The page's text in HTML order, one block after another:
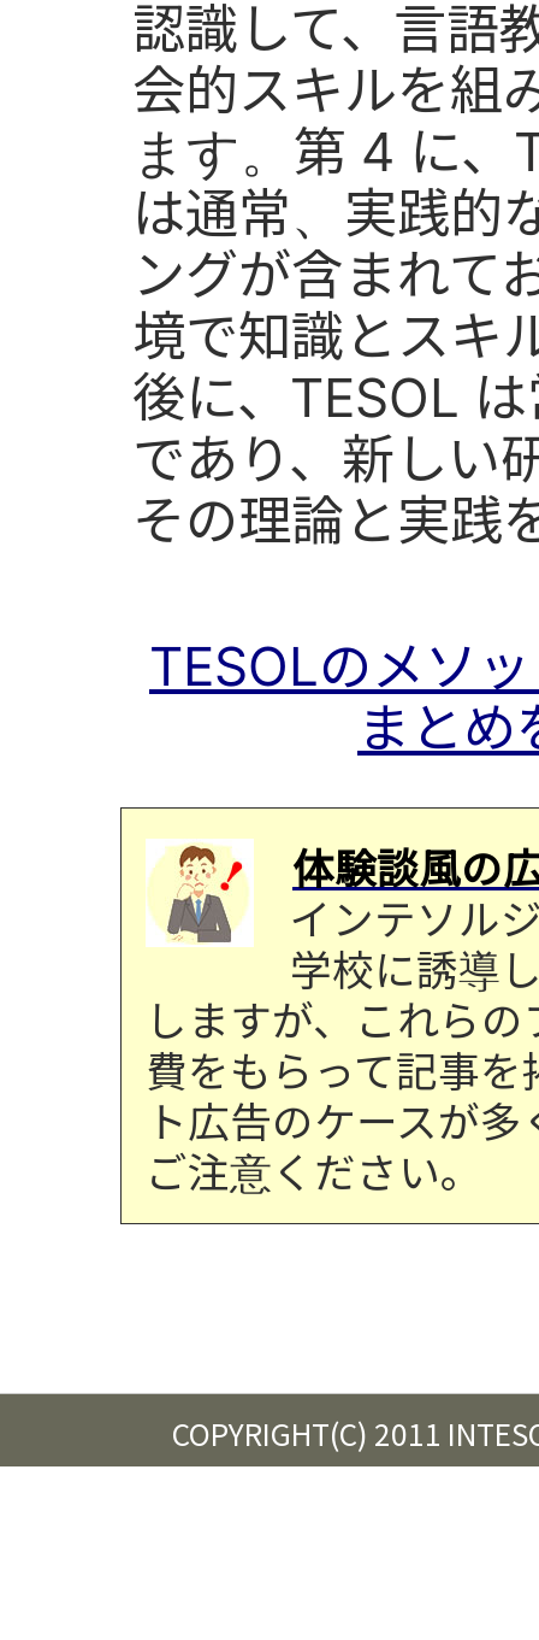
認識して、言語
会的スキルを組
ます。第 4 に、
は通常、実践的
ングが含まれて
境で知識とスキ
後に、TESOL
であり、新しい
その理論と実践
TESOLのメソ
まと
体験談風の
インテソル
学校に誘導
しますが、これら
費をもらって記事
ト広告のケースが
ご注意ください。
COPYRIGHT(C) 2011